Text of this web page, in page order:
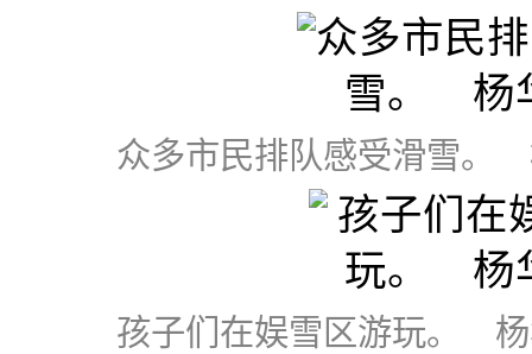
众多市民排队感受滑雪。
孩子们在娱雪区游玩。